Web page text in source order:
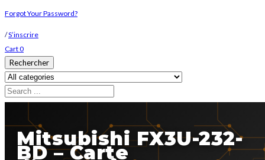
Forgot Your Password?
/S’inscrire
Cart0
Rechercher
Mitsubishi FX3U-232-
BD – Carte